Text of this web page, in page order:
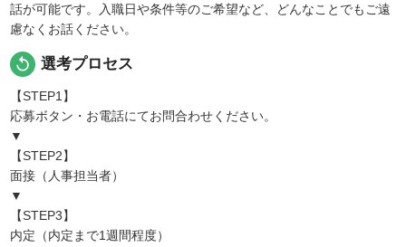
話が可能です。入職日や条件等のご希望など、どんなことでもご遠
慮なくお話ください。
replay 選考プロセス
【STEP1】
応募ボタン・お電話にてお問合わせください。
▼
【STEP2】
面接（人事担当者）
▼
【STEP3】
内定（内定まで1週間程度）